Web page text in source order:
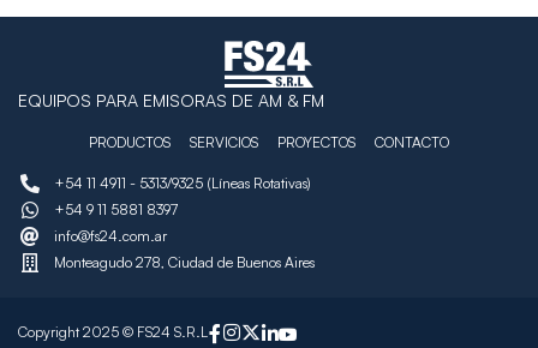
EQUIPOS PARA EMISORAS DE AM & FM
PRODUCTOS SERVICIOS PROYECTOS CONTACTO
+54 11 4911 - 5313/9325 (Líneas Rotativas)
+54 9 11 5881 8397
info@fs24.com.ar
Monteagudo 278, Ciudad de Buenos Aires
Copyright 2025 © FS24 S.R.L